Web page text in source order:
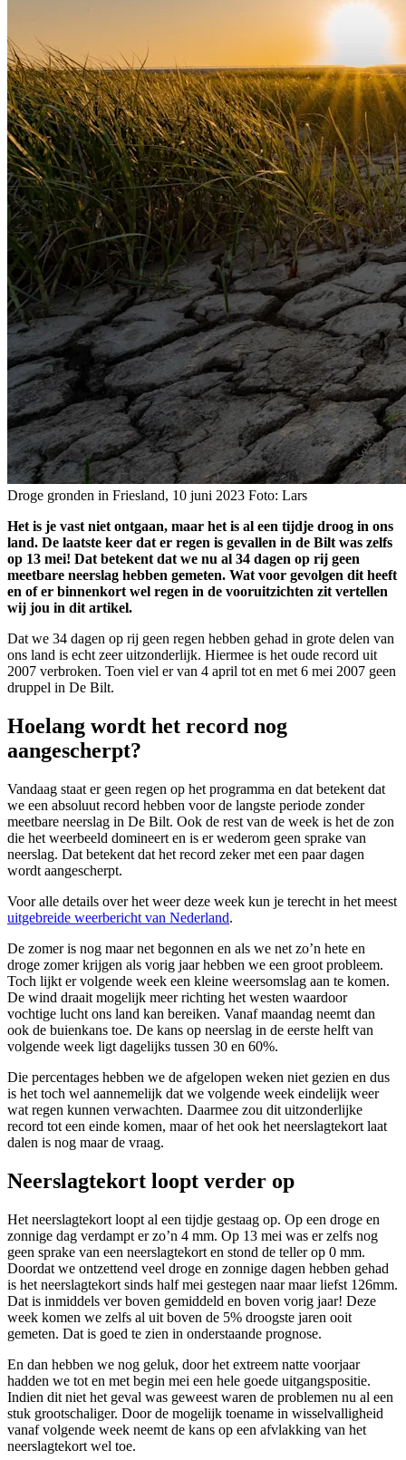
Droge gronden in Friesland, 10 juni 2023 Foto: Lars
Het is je vast niet ontgaan, maar het is al een tijdje droog in ons
land. De laatste keer dat er regen is gevallen in de Bilt was zelfs
op 13 mei! Dat betekent dat we nu al 34 dagen op rij geen
meetbare neerslag hebben gemeten. Wat voor gevolgen dit heeft
en of er binnenkort wel regen in de vooruitzichten zit vertellen
wij jou in dit artikel.
Dat we 34 dagen op rij geen regen hebben gehad in grote delen van
ons land is echt zeer uitzonderlijk. Hiermee is het oude record uit
2007 verbroken. Toen viel er van 4 april tot en met 6 mei 2007 geen
druppel in De Bilt.
Hoelang wordt het record nog
aangescherpt?
Vandaag staat er geen regen op het programma en dat betekent dat
we een absoluut record hebben voor de langste periode zonder
meetbare neerslag in De Bilt. Ook de rest van de week is het de zon
die het weerbeeld domineert en is er wederom geen sprake van
neerslag. Dat betekent dat het record zeker met een paar dagen
wordt aangescherpt.
Voor alle details over het weer deze week kun je terecht in het meest
uitgebreide weerbericht van Nederland.
De zomer is nog maar net begonnen en als we net zo’n hete en
droge zomer krijgen als vorig jaar hebben we een groot probleem.
Toch lijkt er volgende week een kleine weersomslag aan te komen.
De wind draait mogelijk meer richting het westen waardoor
vochtige lucht ons land kan bereiken. Vanaf maandag neemt dan
ook de buienkans toe. De kans op neerslag in de eerste helft van
volgende week ligt dagelijks tussen 30 en 60%.
Die percentages hebben we de afgelopen weken niet gezien en dus
is het toch wel aannemelijk dat we volgende week eindelijk weer
wat regen kunnen verwachten. Daarmee zou dit uitzonderlijke
record tot een einde komen, maar of het ook het neerslagtekort laat
dalen is nog maar de vraag.
Neerslagtekort loopt verder op
Het neerslagtekort loopt al een tijdje gestaag op. Op een droge en
zonnige dag verdampt er zo’n 4 mm. Op 13 mei was er zelfs nog
geen sprake van een neerslagtekort en stond de teller op 0 mm.
Doordat we ontzettend veel droge en zonnige dagen hebben gehad
is het neerslagtekort sinds half mei gestegen naar maar liefst 126mm.
Dat is inmiddels ver boven gemiddeld en boven vorig jaar! Deze
week komen we zelfs al uit boven de 5% droogste jaren ooit
gemeten. Dat is goed te zien in onderstaande prognose.
En dan hebben we nog geluk, door het extreem natte voorjaar
hadden we tot en met begin mei een hele goede uitgangspositie.
Indien dit niet het geval was geweest waren de problemen nu al een
stuk grootschaliger. Door de mogelijk toename in wisselvalligheid
vanaf volgende week neemt de kans op een afvlakking van het
neerslagtekort wel toe.